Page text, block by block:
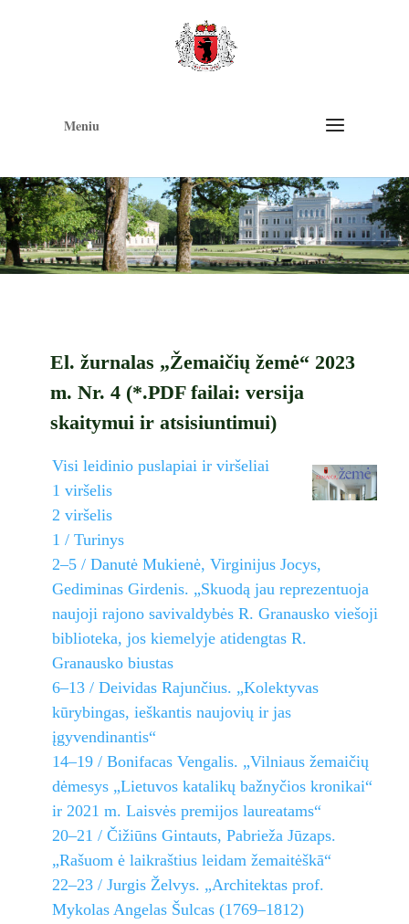
Meniu
El. žurnalas „Žemaičių žemė“ 2023
m. Nr. 4 (*.PDF failai: versija
skaitymui ir atsisiuntimui)
Visi leidinio puslapiai ir viršeliai
1 viršelis
2 viršelis
1 / Turinys
2–5 / Danutė Mukienė, Virginijus Jocys,
Gediminas Girdenis. „Skuodą jau reprezentuoja
naujoji rajono savivaldybės R. Granausko viešoji
biblioteka, jos kiemelyje atidengtas R.
Granausko biustas
6–13 / Deividas Rajunčius. „Kolektyvas
kūrybingas, ieškantis naujovių ir jas
įgyvendinantis“
14–19 / Bonifacas Vengalis. „Vilniaus žemaičių
dėmesys „Lietuvos katalikų bažnyčios kronikai“
ir 2021 m. Laisvės premijos laureatams“
20–21 / Čižiūns Gintauts, Pabrieža Jūzaps.
„Rašuom ė laikraštius leidam žemaitėškā“
22–23 / Jurgis Želvys. „Architektas prof.
Mykolas Angelas Šulcas (1769–1812)